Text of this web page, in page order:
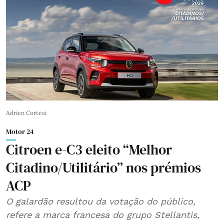
Adrien Cortesi
Motor 24
Citroen e-C3 eleito “Melhor
Citadino/Utilitário” nos prémios
ACP
O galardão resultou da votação do público,
refere a marca francesa do grupo Stellantis,